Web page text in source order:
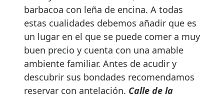
barbacoa con leña de encina. A todas
estas cualidades debemos añadir que es
un lugar en el que se puede comer a muy
buen precio y cuenta con una amable
ambiente familiar. Antes de acudir y
descubrir sus bondades recomendamos
reservar con antelación. Calle de la